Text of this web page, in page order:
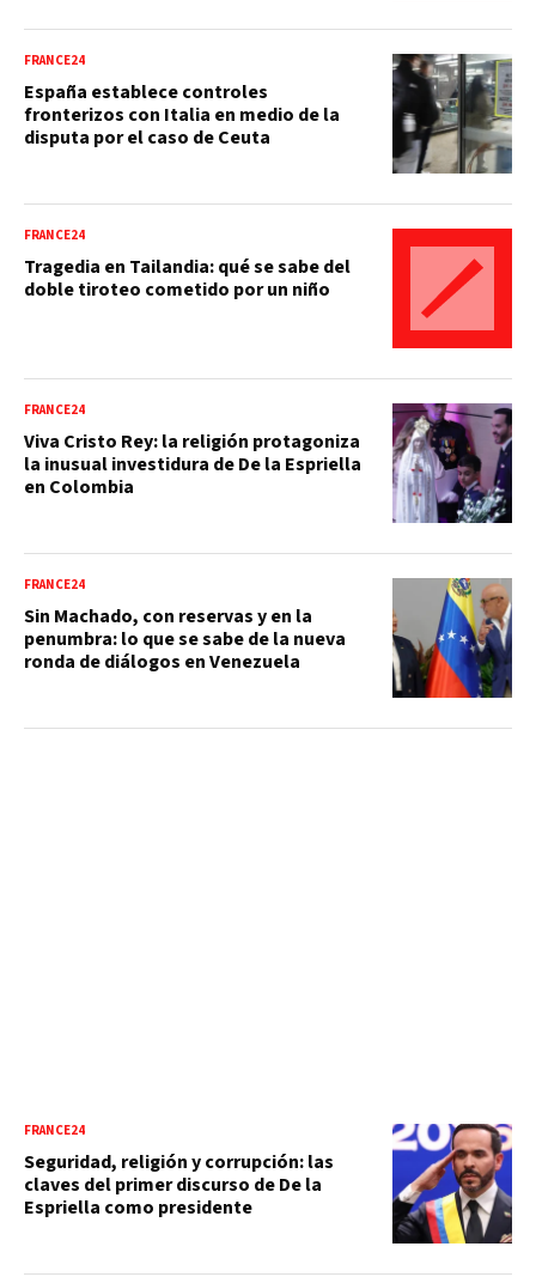
FRANCE24
España establece controles
fronterizos con Italia en medio de la
disputa por el caso de Ceuta
FRANCE24
Tragedia en Tailandia: qué se sabe del
doble tiroteo cometido por un niño
FRANCE24
Viva Cristo Rey: la religión protagoniza
la inusual investidura de De la Espriella
en Colombia
FRANCE24
Sin Machado, con reservas y en la
penumbra: lo que se sabe de la nueva
ronda de diálogos en Venezuela
FRANCE24
Seguridad, religión y corrupción: las
claves del primer discurso de De la
Espriella como presidente